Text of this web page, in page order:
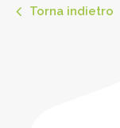
Torna indietro